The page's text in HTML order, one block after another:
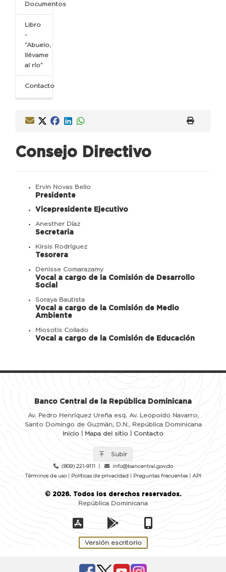
Documentos
Libro
-
“Abuelo,
llévame
al río”
Contacto
Consejo Directivo
Ervin Novas Bello
Presidente
Vicepresidente Ejecutivo
Anesther Díaz
Secretaria
Kirsis Rodríguez
Tesorera
Denisse Comarazamy
Vocal a cargo de la Comisión de Desarrollo
Social
Soraya Bautista
Vocal a cargo de la Comisión de Medio
Ambiente
Miosotis Collado
Vocal a cargo de la Comisión de Educación
Banco Central de la República Dominicana
Av. Pedro Henríquez Ureña esq. Av. Leopoldo Navarro,
Santo Domingo de Guzmán, D.N., República Dominicana
Inicio
Mapa del sitio Contacto
Subir
(809) 221-9111
info@bancentral.gov.do
Términos de uso| Políticas de privacidad Preguntas frecuentes| API
© 2026. Todos los derechos reservados.
República Dominicana
Versión escritorio